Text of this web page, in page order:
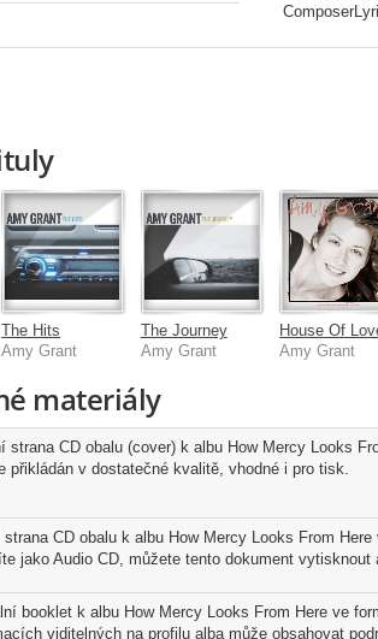
The Hits
Amy Grant
The Journey
Amy Grant
Amy Grant
materiály
strana CD obalu (cover) k albu How Mercy Looks
přikládán v dostatečné kvalitě, vhodné i pro tisk.
strana CD obalu k albu How Mercy Looks From
jako Audio CD, můžete tento dokument
booklet k albu How Mercy Looks From Here ve
viditelných na profilu alba může obsahovat